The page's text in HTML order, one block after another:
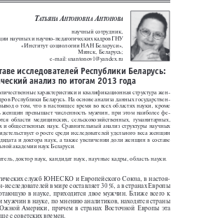
ЯЗЫКЕ: